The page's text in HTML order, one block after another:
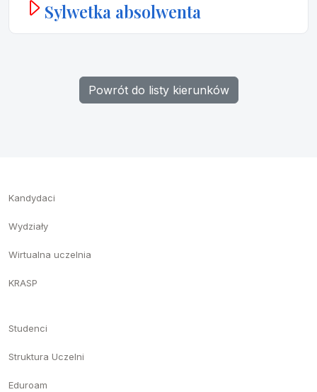
Sylwetka absolwenta
Powrót do listy kierunków
Kandydaci
Wydziały
Wirtualna uczelnia
KRASP
Studenci
Struktura Uczelni
Eduroam